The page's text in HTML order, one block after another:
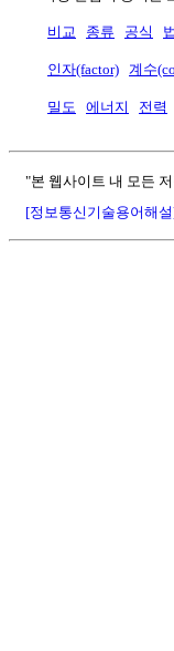
비교 종류 공식
인자(factor) 계수
밀도 에너지 전력
"본 웹사이트 내 모든
[정보통신기술용어해